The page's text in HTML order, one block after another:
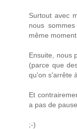
Surtout avec
nous
même
Ensuite, nous
(parce que
qu'on s'arrête
Et
a pas de
;-)